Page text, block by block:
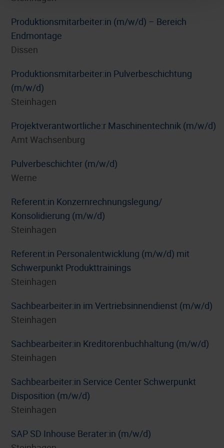
Produktionsmitarbeiter:in (m/w/d) – Bereich
Endmontage
Dissen
Produktionsmitarbeiter:in Pulverbeschichtung
(m/w/d)
Steinhagen
Projektverantwortliche:r Maschinentechnik (m/w/d)
Amt Wachsenburg
Pulverbeschichter (m/w/d)
Werne
Referent:in Konzernrechnungslegung/
Konsolidierung (m/w/d)
Steinhagen
Referent:in Personalentwicklung (m/w/d) mit
Schwerpunkt Produkttrainings
Steinhagen
Sachbearbeiter:in im Vertriebsinnendienst (m/w/d)
Steinhagen
Sachbearbeiter:in Kreditorenbuchhaltung (m/w/d)
Steinhagen
Sachbearbeiter:in Service Center Schwerpunkt
Disposition (m/w/d)
Steinhagen
SAP SD Inhouse Berater:in (m/w/d)